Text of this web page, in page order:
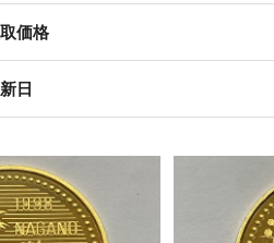
価格
日